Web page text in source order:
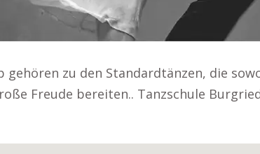
gehören zu den Standardtänzen, die
Freude bereiten.. Tanzschule